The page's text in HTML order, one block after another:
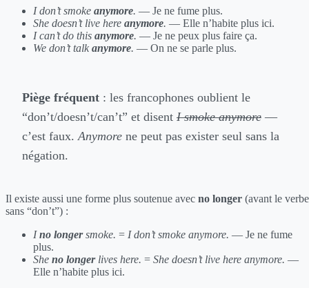
I don’t smoke anymore. — Je ne fume plus.
She doesn’t live here anymore. — Elle n’habite plus ici.
I can’t do this anymore. — Je ne peux plus faire ça.
We don’t talk anymore. — On ne se parle plus.
Piège fréquent : les francophones oublient le
“don’t/doesn’t/can’t” et disent I smoke anymore —
c’est faux. Anymore ne peut pas exister seul sans la
négation.
Il existe aussi une forme plus soutenue avec no longer (avant le
sans “don’t”) :
Ino longersmoke. = I don’t smoke anymore. — Je ne fume
plus.
She no longerlives here. = She doesn’t live here anymore. —
Elle n’habite plus ici.